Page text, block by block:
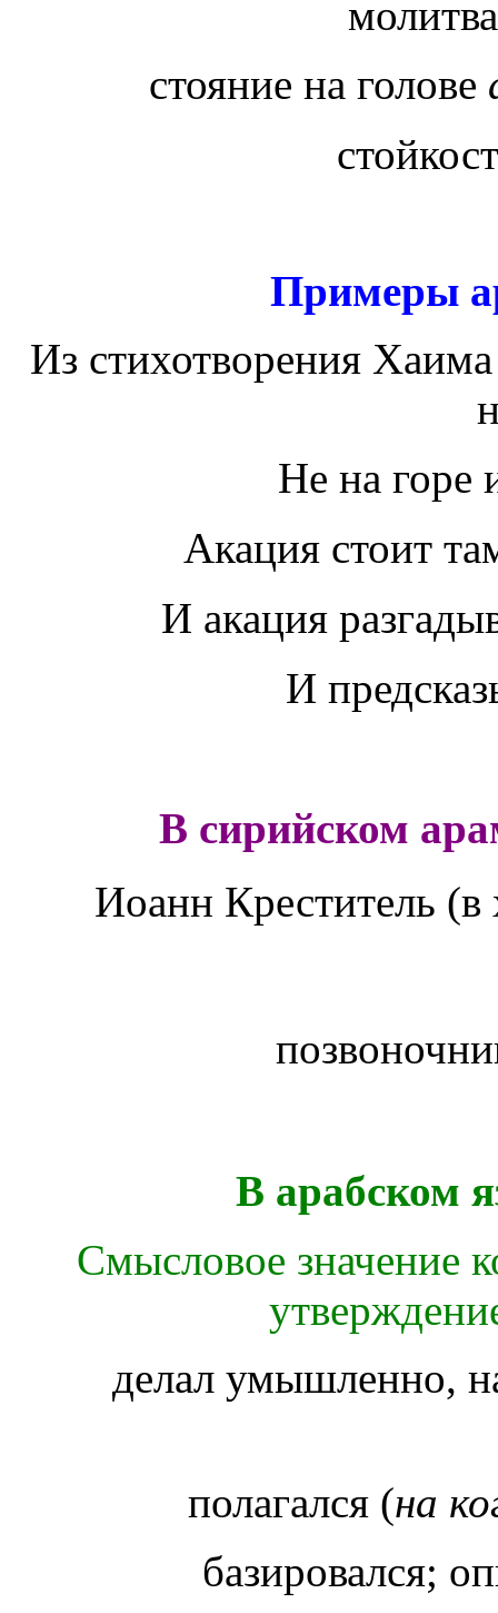
стояние на голове
Примеры
Из стихотворения
Не на горе
Акация стоит
И акация
И
В сирийском
Иоанн Креститель (в
В арабском
Смысловое значение
делал умышленно,
полагался (на
базировался;